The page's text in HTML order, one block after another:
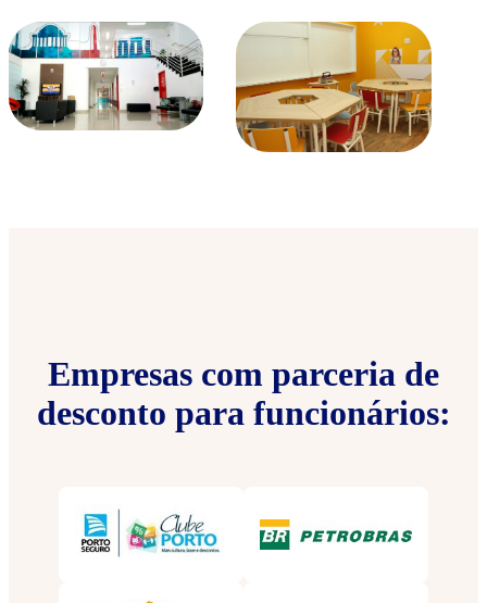
Empresas com parceria de
desconto para funcionários: